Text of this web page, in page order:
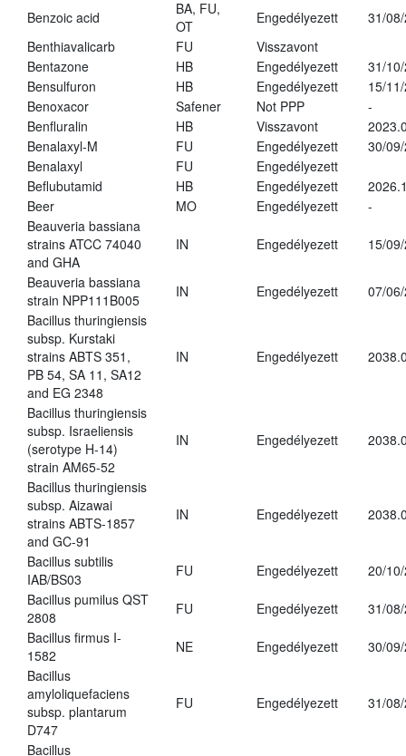
Benzoic acid
BA, FU,
OT
Engedélyezett
31/
Benthiavalicarb
FU
Visszavont
Bentazone
HB Engedélyezett
31/
Bensulfuron
HB Engedélyezett
15/
Benoxacor
Safener Not PPP
-
Benfluralin
HB Visszavont
Benalaxyl-M
FU Engedélyezett
30/
Benalaxyl
FU
Engedélyezett
Beflubutamid
HB Engedélyezett
Beer
MO Engedélyezett
-
Beauveria bassiana
strains ATCC 74040
and GHA
IN Engedélyezett 15/
Beauveria bassiana
strain NPP111B005
IN Engedélyezett
07/
Bacillus thuringiensis
subsp. Kurstaki
strains ABTS 351,
PB 54, SA 11, SA12
and EG 2348
IN Engedélyezett
Bacillus thuringiensis
subsp. Israeliensis
(serotype H-14)
strain AM65-52
IN Engedélyezett
Bacillus thuringiensis
subsp. Aizawai
strains ABTS-1857
and GC-91
IN Engedélyezett
Bacillus subtilis
IAB/BS03
FU Engedélyezett
20/
Bacillus pumilus QST
2808
FU Engedélyezett
31/
Bacillus firmus I-
1582
NE Engedélyezett
30/
Bacillus
amyloliquefaciens
subsp. plantarum
D747
FU Engedélyezett 31/
Bacillus